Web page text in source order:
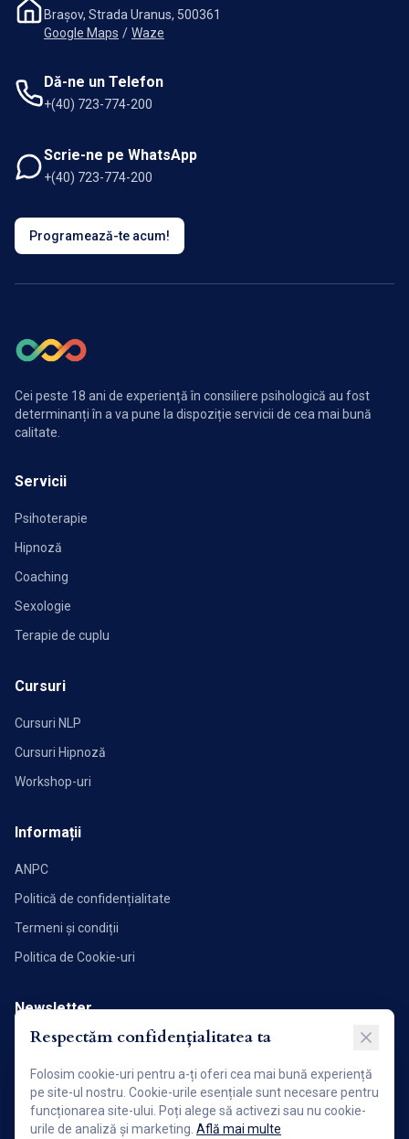
Brașov, Strada Uranus, 500361
Google Maps / Waze
Dă-ne un Telefon
+(40) 723-774-200
Scrie-ne pe WhatsApp
+(40) 723-774-200
Programează-te acum!
Cei peste 18 ani de experiență în consiliere psihologică au fost
determinanți în a va pune la dispoziție servicii de cea mai bună
calitate.
Servicii
Psihoterapie
Hipnoză
Coaching
Sexologie
Terapie de cuplu
Cursuri
Cursuri NLP
Cursuri Hipnoză
Workshop-uri
Informații
ANPC
Politică de confidențialitate
Termeni și condiții
Politica de Cookie-uri
Newsletter
Abonează-te pentru a primi noutăți și articole direct în inbox.
Abonează-te acum!
Respectăm confidențialitatea ta
Folosim cookie-uri pentru a-ți oferi cea mai bună experiență
pe site-ul nostru. Cookie-urile esențiale sunt necesare pentru
funcționarea site-ului. Poți alege să activezi sau nu cookie-
urile de analiză și marketing. Află mai multe